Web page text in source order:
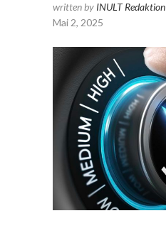
written by INULT Redaktion
Mai 2, 2025